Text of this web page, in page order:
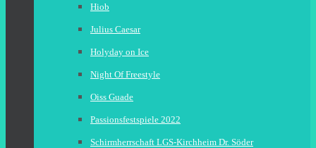
Hiob
Julius Caesar
Holyday on Ice
Night Of Freestyle
Oiss Guade
Passionsfestspiele 2022
Schirmherrschaft LGS-Kirchheim Dr. Söder